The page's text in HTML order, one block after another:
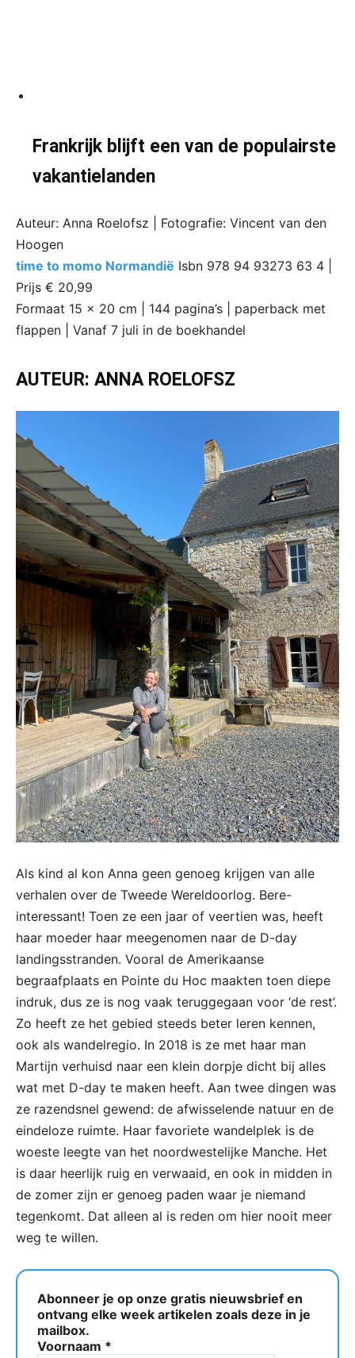
Frankrijk blijft een van de populairste
vakantielanden
Auteur: Anna Roelofsz | Fotografie: Vincent van den
Hoogen
time to momo Normandië Isbn 978 94 93273 63 4 |
Prijs € 20,99
Formaat 15 x 20 cm | 144 pagina’s | paperback met
flappen | Vanaf 7 juli in de boekhandel
AUTEUR: ANNA ROELOFSZ
Als kind al kon Anna geen genoeg krijgen van alle
verhalen over de Tweede Wereldoorlog. Bere-
interessant! Toen ze een jaar of veertien was, heeft
haar moeder haar meegenomen naar de D-day
landingsstranden. Vooral de Amerikaanse
begraafplaats en Pointe du Hoc maakten toen diepe
indruk, dus ze is nog vaak teruggegaan voor ‘de rest’.
Zo heeft ze het gebied steeds beter leren kennen,
ook als wandelregio. In 2018 is ze met haar man
Martijn verhuisd naar een klein dorpje dicht bij alles
wat met D-day te maken heeft. Aan twee dingen was
ze razendsnel gewend: de afwisselende natuur en de
eindeloze ruimte. Haar favoriete wandelplek is de
woeste leegte van het noordwestelijke Manche. Het
is daar heerlijk ruig en verwaaid, en ook in midden in
de zomer zijn er genoeg paden waar je niemand
tegenkomt. Dat alleen al is reden om hier nooit meer
weg te willen.
Abonneer je op onze gratis nieuwsbrief en
ontvang elke week artikelen zoals deze in je
mailbox.
Voornaam *